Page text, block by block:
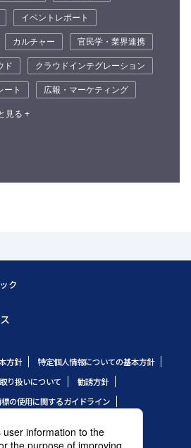
イベントレポート
カルチャー
官民学・業界連携
ド
クラウドインテグレーション
ート
広報・マーケティング
見る +
ク
方針
特定個人情報についての基本方針
り扱いについて
勧誘方針
の使用に関するガイドライン